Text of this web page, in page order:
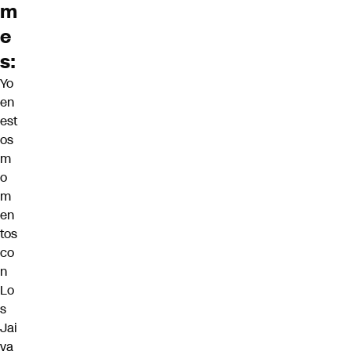
m
e
s:
Yo
en
est
os
m
o
m
en
tos
co
n
Lo
s
Jai
va